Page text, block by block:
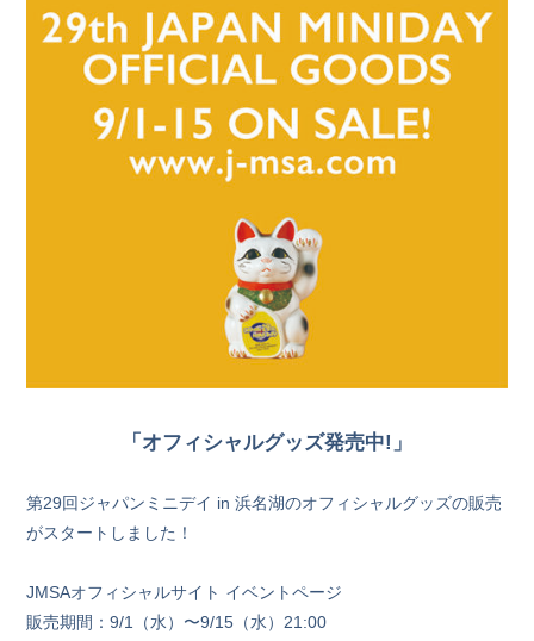
「オフィシャルグッズ発売中!」
第29回ジャパンミニデイ in 浜名湖のオフィシャルグッズの販売
がスタートしました！
JMSAオフィシャルサイト イベントページ
販売期間：9/1（水）〜9/15（水）21:00